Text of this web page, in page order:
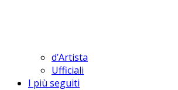
d’Artista
Ufficiali
I più seguiti